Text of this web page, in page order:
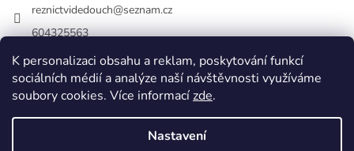
K personalizaci obsahu a reklam, poskytování funkcí
sociálních médií a analýze naší návštěvnosti využíváme
soubory cookies. Více informacízde.
Nastavení
reznictvidedouch@seznam.cz
604325563